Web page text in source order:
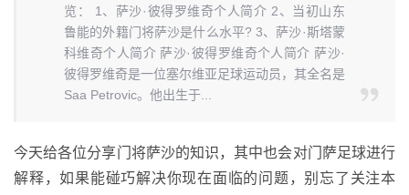
览： 1、萨沙·彼得罗维奇个人简介 2、当初山东
鲁能的外籍门将萨沙是什么水平? 3、萨沙·斯塔蒙
科维奇个人简介 萨沙·彼得罗维奇个人简介 萨沙·
彼得罗维奇是一位塞尔维亚足球运动员，其全名是
Saa Petrovic。他出生于...
今天给各位分享门将萨沙的知识，其中也会对门萨足球进行
解释，如果能碰巧解决你现在面临的问题，别忘了关注本